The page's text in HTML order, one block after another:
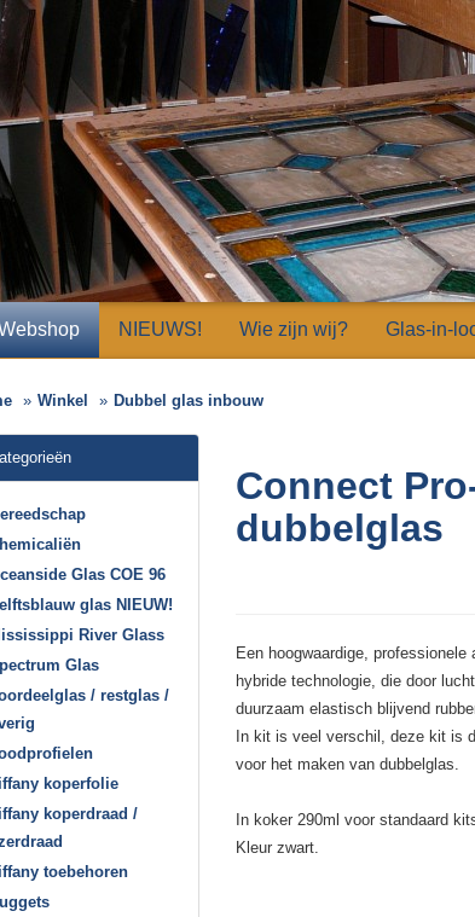
NIEUWS! Wie zijn wij? Glas-in-
Winkel Dubbel glas inbouw
Connect
dubbelglas
Een hoogwaardige,
hybride technologie, die door
duurzaam elastisch blijvend
In kit is veel verschil, deze kit is
voor het maken van dubbelglas.
In koker 290ml voor standaard
Kleur zwart.
Glas COE 96
glas NIEUW!
River Glass
Glas
/ restglas /
koperfolie
koperdraad /
toebehoren